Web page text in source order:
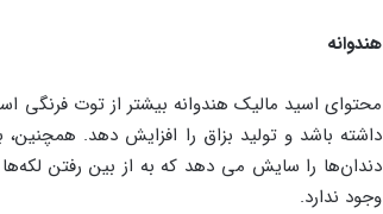
هندوانه
محتوای اسید مالیک هندوانه بیشتر از توت
داشته باشد و تولید بزاق را افزایش دهد. همچنین،
دندان‌ها را سایش می دهد که به از بین رفتن
وجود ندارد.